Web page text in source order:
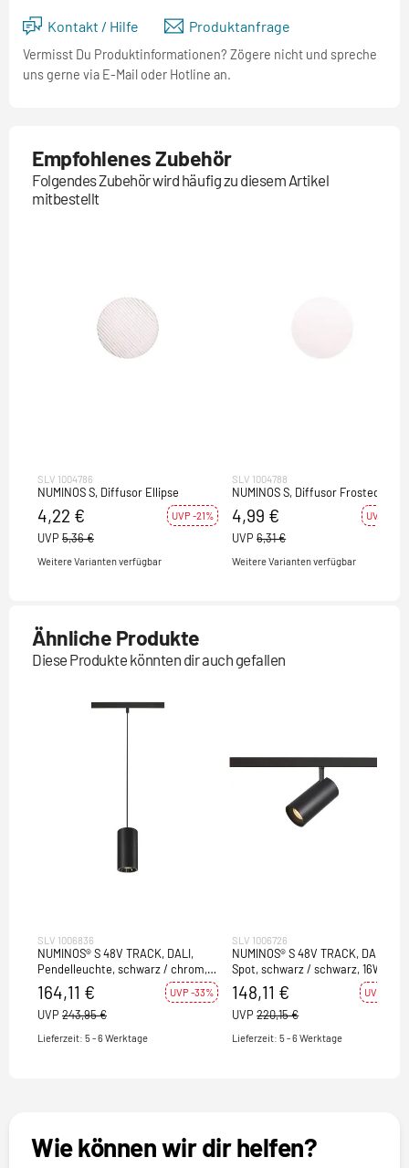
Kontakt / Hilfe Produktanfrage
Vermisst Du Produktinformationen? Zögere nicht und spreche
uns gerne via E-Mail oder Hotline an.
Empfohlenes Zubehör
Folgendes Zubehör wird häufig zu diesem Artikel
mitbestellt
SLV 1004786
NUMINOS S, Diffusor Ellipse
4,22 € UVP -21%
UVP 5,36 €
Weitere Varianten verfügbar
SLV 1004788
NUMINOS S, Diffusor Frosted
4,99 € UVP -21%
UVP 6,31 €
Weitere Varianten verfügbar
Ähnliche Produkte
Diese Produkte könnten dir auch gefallen
SLV 1006836
NUMINOS® S 48V TRACK, DALI,
Pendelleuchte, schwarz / chrom,
16W, 1050lm, 3000K, CRI90, 40°
164,11 € UVP -33%
UVP 243,95 €
Lieferzeit: 5 - 6 Werktage
SLV 1006726
NUMINOS® S 48V TRACK, DALI,
Spot, schwarz / schwarz, 16W,
1030lm, 3000K, CRI90, 40°
148,11 € UVP -33%
UVP 220,15 €
Lieferzeit: 5 - 6 Werktage
Wie können wir dir helfen?